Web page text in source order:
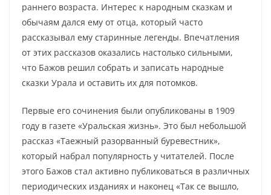
раннего возраста. Интерес к народным сказкам и
обычаям дался ему от отца, который часто
рассказывал ему старинные легенды. Впечатления
от этих рассказов оказались настолько сильными,
что Бажов решил собрать и записать народные
сказки Урала и оставить их для потомков.
Первые его сочинения были опубликованы в 1909
году в газете «Уральская жизнь». Это был небольшой
рассказ «Таежный разорванный буревестник»,
который набрал популярность у читателей. После
этого Бажов стал активно публиковаться в различных
периодических изданиях и наконец «Так се вышло,